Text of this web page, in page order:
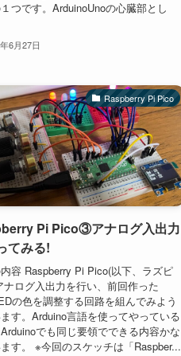
つです。ArduinoUnoの心臓部とし
6月27日
Raspberry Pi Pico
Pi Pico③アナログ入出力
てみる!
容 Raspberry Pi Pico(以下、ラズピ
ナログ入出力を行い、前回作った
の色を調整する回路を組んでみよう
す。Arduino言語を使ってやっている
でも同じ要領でできる内容かな
す。 ※今回のスケッチは「Raspber...